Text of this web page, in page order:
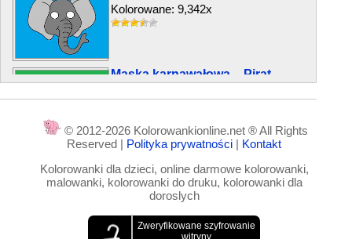
Kolorowane: 9,342x
Maska karnawałowa – Pirat
Kolorowane: 19,756x
© 2012-2026 Kolorowankionline.net ® All Rights
Reserved | Polityka prywatności | Kontakt
Kolorowanki dla dzieci, online darmowe kolorowanki,
malowanki, kolorowanki do druku, kolorowanki dla
doroslych